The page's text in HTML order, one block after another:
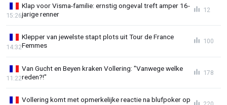
Klap voor Visma-familie: ernstig ongeval treft amper 16-
jarige renner
15:26
12
Klepper van jewelste stapt plots uit Tour de France
Femmes
14:32
100
Van Gucht en Beyen kraken Vollering: "Vanwege welke
reden?!"
11:22
178
Vollering komt met opmerkelijke reactie na blufpoker op